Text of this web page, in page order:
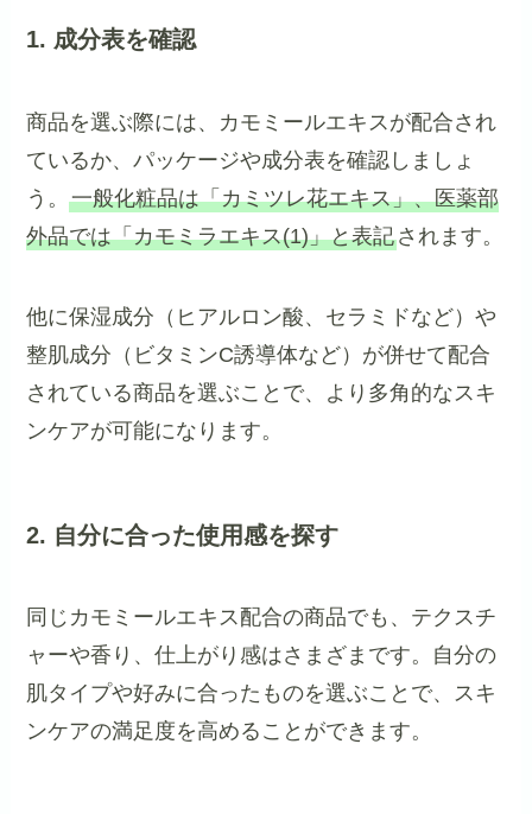
1. 成分表を確認
商品を選ぶ際には、カモミールエキスが配合され
ているか、パッケージや成分表を確認しましょ
う。一般化粧品は「カミツレ花エキス」、医薬部
外品では「カモミラエキス(1)」と表記されます。
他に保湿成分（ヒアルロン酸、セラミドなど）や
整肌成分（ビタミンC誘導体など）が併せて配合
されている商品を選ぶことで、より多角的なスキ
ンケアが可能になります。
2. 自分に合った使用感を探す
同じカモミールエキス配合の商品でも、テクスチ
ャーや香り、仕上がり感はさまざまです。自分の
肌タイプや好みに合ったものを選ぶことで、スキ
ンケアの満足度を高めることができます。